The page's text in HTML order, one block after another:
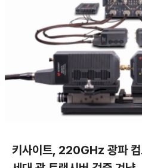
키사이트, 220GHz 광파